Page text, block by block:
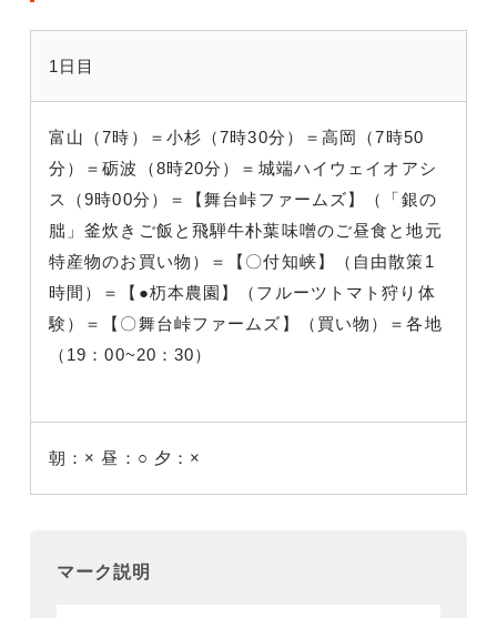
1日目
富山（7時）＝小杉（7時30分）＝高岡（7時50
分）＝砺波（8時20分）＝城端ハイウェイオアシ
ス（9時00分）＝【舞台峠ファームズ】（「銀の
朏」釜炊きご飯と飛騨牛朴葉味噌のご昼食と地元
特産物のお買い物）＝【〇付知峡】（自由散策1
時間）＝【●杤本農園】（フルーツトマト狩り体
験）＝【〇舞台峠ファームズ】（買い物）＝各地
（19：00~20：30）
朝：× 昼：○ 夕：×
マーク説明